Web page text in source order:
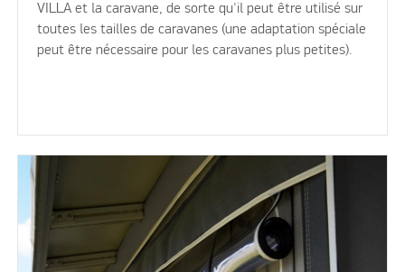
VILLA et la caravane, de sorte qu'il peut être utilisé sur
toutes les tailles de caravanes (une adaptation spéciale
peut être nécessaire pour les caravanes plus petites).